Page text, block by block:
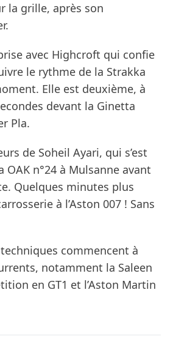
la grille, après son
avec Highcroft qui confie
le rythme de la Strakka
Elle est deuxième, à
devant la Ginetta
Pla.
de Soheil Ayari, qui s’est
OAK n°24 à Mulsanne avant
Quelques minutes plus
à l’Aston 007 ! Sans
commencent à
notamment la Saleen
en GT1 et l’Aston Martin